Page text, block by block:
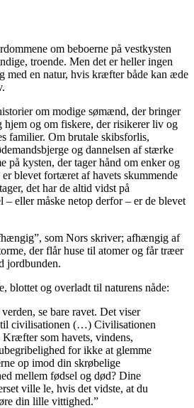
om beboerne på vestkysten
troende. Men det er heller ingen
med en natur, hvis kræfter både kan æde
om modige sømænd, der bringer
hjem og om fiskere, der risikerer liv og
familier. Om brutale skibsforlis,
og dannelsen af stærke
på kysten, der tager hånd om enker og
blevet fortæret af havets skummende
det har de altid vidst på
eller måske netop derfor – er de blevet
som Nors skriver; afhængig af
der flår huse til atomer og får træer
jordbunden.
blottet og overladt til naturens nåde:
se bare ravet. Det viser
civilisationen (…) Civilisationen
som havets, vindens,
for ikke at glemme
op imod din skrøbelige
mellem fødsel og død? Dine
ville le, hvis det vidste, at du
din lille vittighed.”